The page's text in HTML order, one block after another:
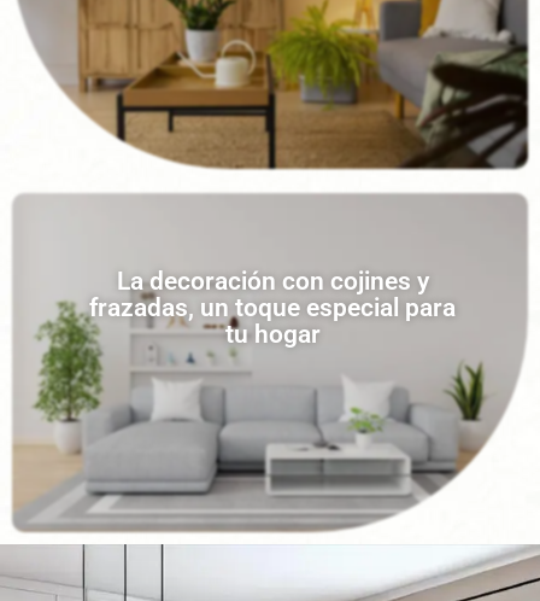
La decoración con cojines y
frazadas, un toque especial para
tu hogar